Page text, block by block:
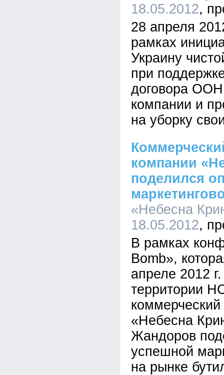
18.05.2012
28 апреля
рамках
Украину
при
договора
компании и
на уборку
компании
поделился
«Небесна
18.05.2012
В рамках
Bomb»,
апреле 2012
территории
«Небесна
Жандоров
успешной
на рынке